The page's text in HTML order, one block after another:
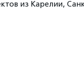
из Карелии,